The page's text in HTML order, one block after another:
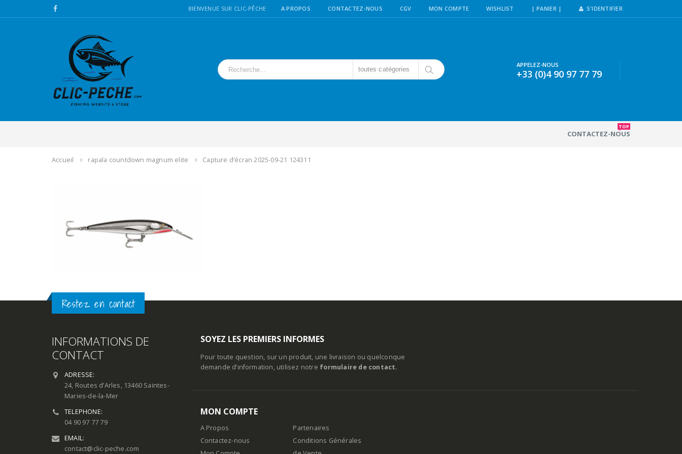
BIENVENUE SUR CLIC-PÊCHE A PROPOS CONTACTEZ-NOUS CGV MON COMPTE WISHLIST | PANIER | S'IDENTIFIER
toutes catégories
APPELEZ-NOUS
+33 (0)4 90 97 77 79
CONTACTEZ-NOUS
TOP
Accueil rapala countdown magnum elite Capture d’écran 2025-09-21 124311
Restez en contact
INFORMATIONS DE
CONTACT
ADRESSE:
24, Routes d’Arles, 13460 Saintes-
Maries-de-la-Mer
TELEPHONE:
04 90 97 77 79
EMAIL:
contact@clic-peche.com
SOYEZ LES PREMIERS INFORMES
Pour toute question, sur un produit, une livraison ou quelconque
demande d’information, utilisez notre formulaire de contact.
MON COMPTE
A Propos
Contactez-nous
Partenaires
Conditions Générales